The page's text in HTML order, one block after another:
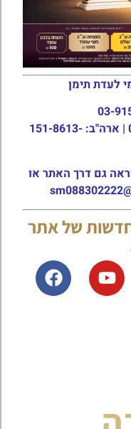
לעדת תימן
8416* | 03-30-8888-5 | ארה"ב: 151-8613-
גם דרך האתר או
של אתר